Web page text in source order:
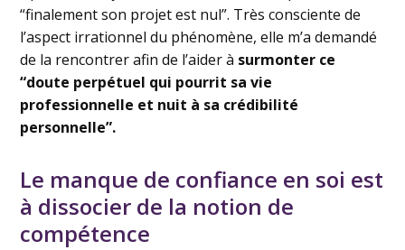
“finalement son projet est nul”. Très consciente de
l’aspect irrationnel du phénomène, elle m’a demandé
de la rencontrer afin de l’aider à surmonter ce
“doute perpétuel qui pourrit sa vie
professionnelle et nuit à sa crédibilité
personnelle”.
Le manque de confiance en soi est
à dissocier de la notion de
compétence